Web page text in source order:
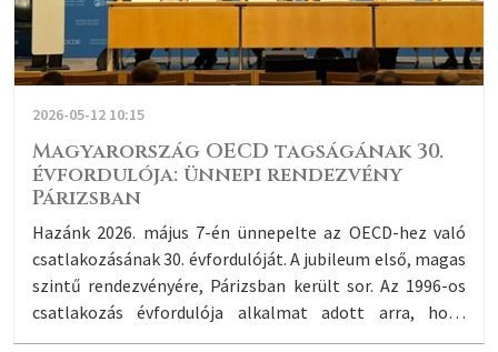
OECD a kormányváltást követő, megugrott fogyasztói
bizalmat és a forint nagyarányú erősödését említi. A
Szervezet, az uniós források felszabadításának is
számít 2026-2027-ben.
2026-05-12 10:15
Magyarország OECD tagságának 30.
évfordulója: ünnepi rendezvény
Párizsban
Hazánk 2026. május 7-én ünnepelte az OECD-hez való
csatlakozásának 30. évfordulóját. A jubileum első, magas
szintű rendezvényére, Párizsban került sor. Az 1996-os
csatlakozás évfordulója alkalmat adott arra, hogy
reflektorfénybe kerüljön Magyarország elmúlt három